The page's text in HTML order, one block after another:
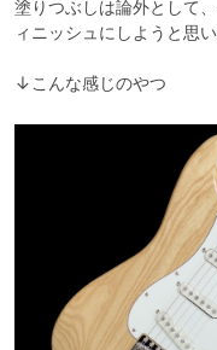
塗りつぶしは論外として
ィニッシュにしようと思い